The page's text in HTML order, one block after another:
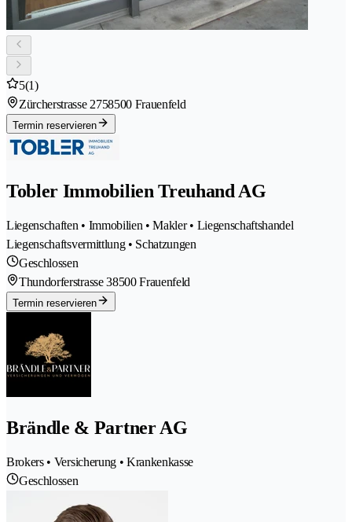
5(1)
Zürcherstrasse 2758500 Frauenfeld
Termin reservieren
Tobler Immobilien Treuhand AG
Liegenschaften • Immobilien • Makler • Liegenschaftshandel
Liegenschaftsvermittlung • Schatzungen
Geschlossen
Thundorferstrasse 38500 Frauenfeld
Termin reservieren
Brändle & Partner AG
Brokers • Versicherung • Krankenkasse
Geschlossen